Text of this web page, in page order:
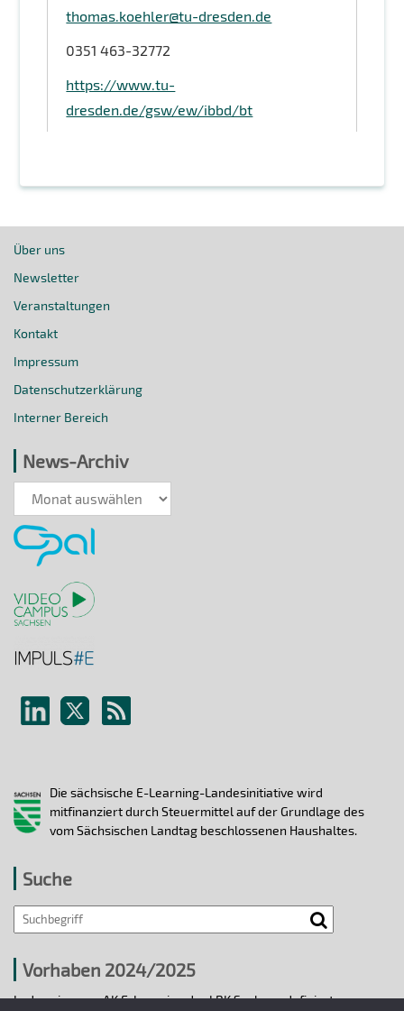
thomas.koehler@tu-dresden.de
0351 463-32772
https://www.tu-
dresden.de/gsw/ew/ibbd/bt
Über uns
Newsletter
Veranstaltungen
Kontakt
Impressum
Datenschutzerklärung
Interner Bereich
News-Archiv
News-
Archiv
Die sächsische E-Learning-Landesinitiative wird
mitfinanziert durch Steuermittel auf der Grundlage des
vom Sächsischen Landtag beschlossenen Haushaltes.
Suche
Search
Vorhaben 2024/2025
In den vier vom AK E-Learning der LRK Sachsen definierten